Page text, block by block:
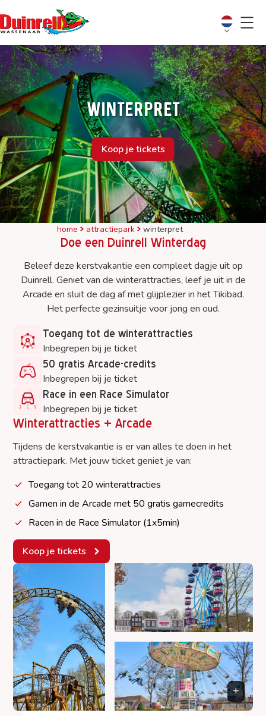
Winterpret
Koop je tickets
home attractiepark winterpret
Doe een Duinrell Winterdag
Beleef deze kerstvakantie een compleet dagje uit op
Duinrell. Geniet van de winterattracties, leef je uit in de
Arcade en sluit de dag af met glijplezier in het Tikibad.
Het perfecte gezinsuitje voor jong en oud.
Toegang tot de winterattracties
Inbegrepen bij je ticket
50 gratis Arcade-credits
Inbegrepen bij je ticket
Race in een Race Simulator
Inbegrepen bij je ticket
Winterattracties + Arcade
Tijdens de kerstvakantie is er van alles te doen in het
attractiepark. Met jouw ticket geniet je van:
Toegang tot 20 winterattracties
Gamen in de Arcade met 50 gratis gamecredits
Racen in de Race Simulator (1x5min)
Koop je tickets